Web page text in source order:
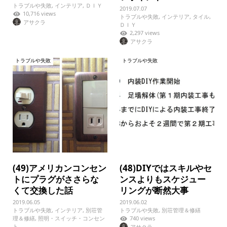
トラブルや失敗, インテリア, ＤＩＹ
10,716 views
アサクラ
2019.07.07
トラブルや失敗, インテリア, タイル,
ＤＩＹ
2,297 views
アサクラ
トラブルや失敗
(49)アメリカンコンセン
トにプラグがささらな
くて交換した話
2019.06.05
トラブルや失敗, インテリア, 別荘管
理＆修繕, 照明・スイッチ・コンセン
トラブルや失敗
(48)DIYではスキルやセ
ンスよりもスケジュー
リングが断然大事
2019.06.02
トラブルや失敗, 別荘管理＆修繕
740 views